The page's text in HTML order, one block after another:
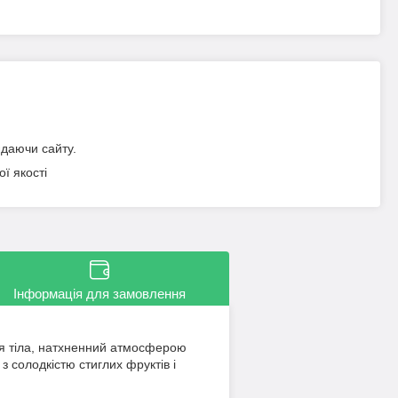
сайту.
якості
Інформація для замовлення
натхненний атмосферою
стиглих фруктів і